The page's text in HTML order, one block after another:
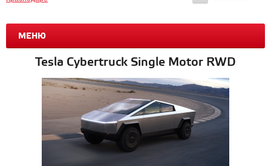
МЕНЮ
Tesla Cybertruck Single Motor RWD